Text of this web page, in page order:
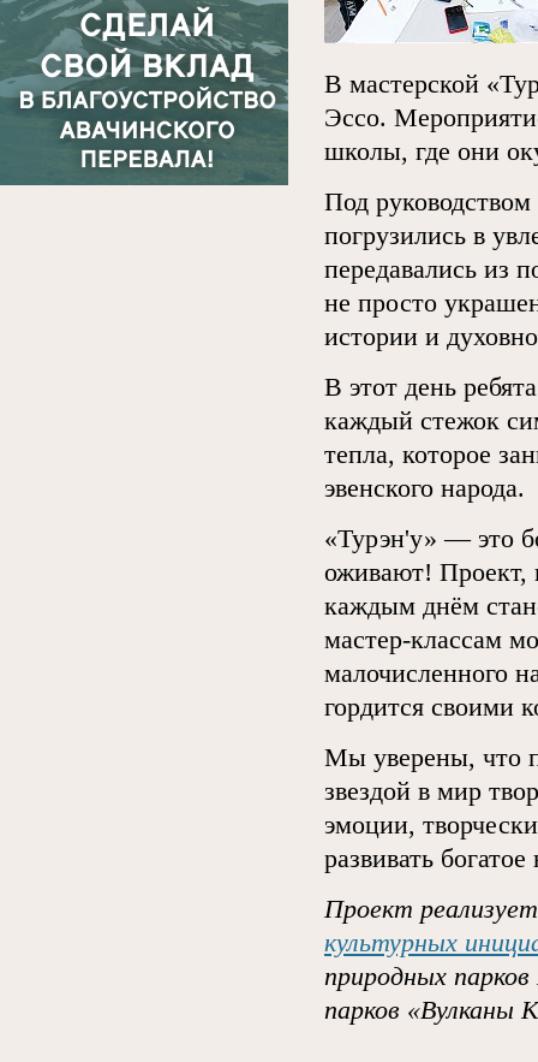
В мастерской
Эссо.
школы, где они
Под
погрузились в
передавались из
не просто
истории и
В этот день
каждый стежок
тепла, которое
эвенского народа.
«Турэн'у» — это
оживают! Проект,
каждым днём
мастер-классам
малочисленного
гордится своими
Мы уверены, что
звездой в мир
эмоции,
развивать
Проект
культурных
природных
парков «Вулканы